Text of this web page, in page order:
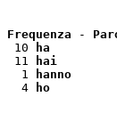
Frequenza -
10
ha
11
hai
  1
hanno
  4
ho